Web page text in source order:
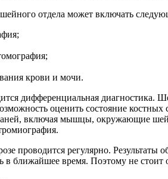
отдела может включать
крови и мочи.
дифференциальная диагностика.
оценить состояние
включая мышцы, окружающие
проводится регулярно.
в ближайшее время. Поэтому не стоит